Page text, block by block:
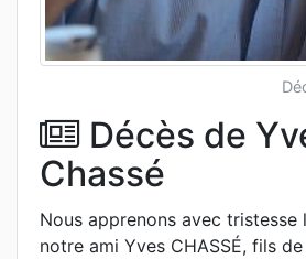
Décès de
Chassé
Nous apprenons avec
notre ami Yves CHASSÉ, fils de